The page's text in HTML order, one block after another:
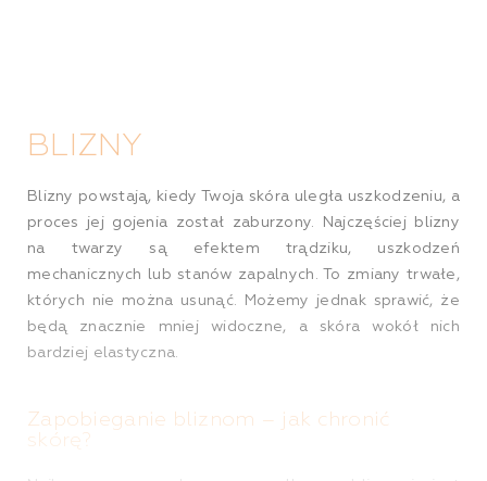
BLIZNY
Blizny powstają, kiedy Twoja skóra uległa uszkodzeniu, a
proces jej gojenia został zaburzony. Najczęściej blizny
na twarzy są efektem trądziku, uszkodzeń
mechanicznych lub stanów zapalnych. To zmiany trwałe,
których nie można usunąć. Możemy jednak sprawić, że
będą znacznie mniej widoczne, a skóra wokół nich
bardziej elastyczna.
Zapobieganie bliznom – jak chronić
skórę?